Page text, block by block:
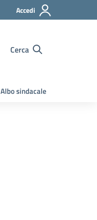
Accedi
Cerca
Albo sindacale